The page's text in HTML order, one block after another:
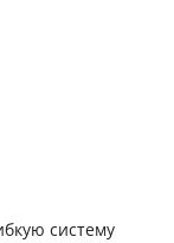
систему